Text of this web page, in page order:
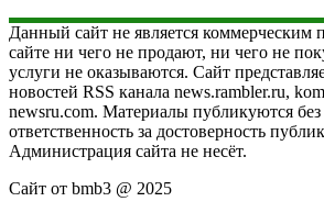
Данный сайт не является коммерческим
сайте ни чего не продают, ни чего не
услуги не оказываются. Сайт
новостей RSS канала news.rambler.ru,
newsru.com. Материалы публикуются
ответственность за достоверность
Администрация сайта не несёт.
Сайт от bmb3 @ 2025